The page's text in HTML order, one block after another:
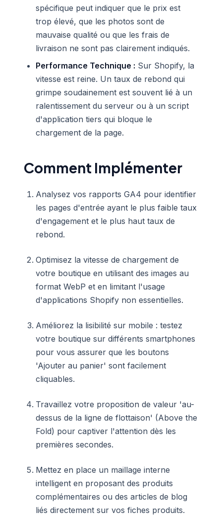
spécifique peut indiquer que le prix est
trop élevé, que les photos sont de
mauvaise qualité ou que les frais de
livraison ne sont pas clairement indiqués.
Performance Technique : Sur Shopify, la
vitesse est reine. Un taux de rebond qui
grimpe soudainement est souvent lié à un
ralentissement du serveur ou à un script
d'application tiers qui bloque le
chargement de la page.
Comment Implémenter
Analysez vos rapports GA4 pour identifier
les pages d'entrée ayant le plus faible taux
d'engagement et le plus haut taux de
rebond.
Optimisez la vitesse de chargement de
votre boutique en utilisant des images au
format WebP et en limitant l'usage
d'applications Shopify non essentielles.
Améliorez la lisibilité sur mobile : testez
votre boutique sur différents smartphones
pour vous assurer que les boutons
'Ajouter au panier' sont facilement
cliquables.
Travaillez votre proposition de valeur 'au-
dessus de la ligne de flottaison' (Above the
Fold) pour captiver l'attention dès les
premières secondes.
Mettez en place un maillage interne
intelligent en proposant des produits
complémentaires ou des articles de blog
liés directement sur vos fiches produits.